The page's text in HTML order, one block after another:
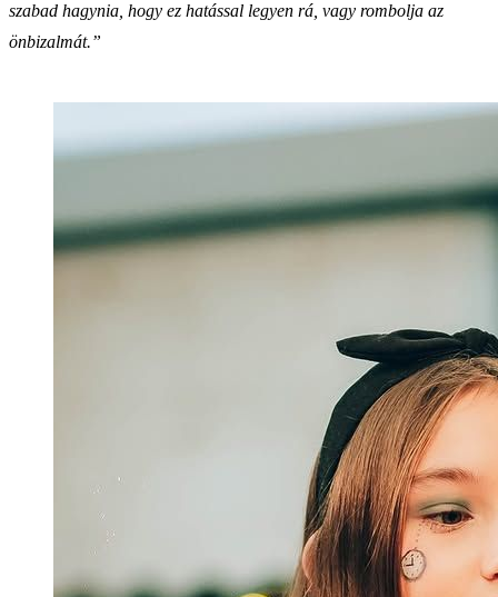
szabad hagynia, hogy ez hatással legyen rá, vagy rombolja az
önbizalmát.”